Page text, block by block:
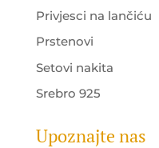
Privjesci na lančiću
Prstenovi
Setovi nakita
Srebro 925
Upoznajte nas